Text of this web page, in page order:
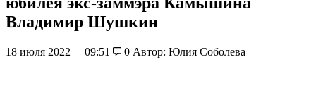
Владимир Шушкин
18 июля 2022 09:51 0 Автор: Юлия Соболева